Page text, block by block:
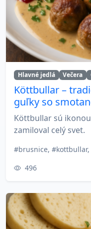
Hlavné jedlá Večera
Köttbullar –
guľky so
Köttbullar sú
zamiloval celý svet.
496